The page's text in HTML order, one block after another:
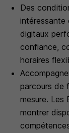
Des
intéressante
digitaux
confiance,
horaires
parcours de
mesure. Les
montrer